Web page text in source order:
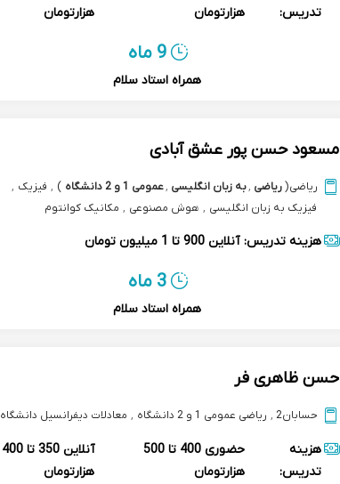
تدریس:
هزارتومان
هزارتومان
9 ماه
همراه استاد سلام
مسعود حسن پور عشق آبادی
ریاضی(ریاضی ,به زبان انگلیسی ,عمومی 1 و 2 دانشگاه )
, فیزیک ,
فیزیک به زبان انگلیسی , هوش مصنوعی , مکانیک کوانتوم
هزینه تدریس: آنلاین 900 تا 1 میلیون تومان
3 ماه
همراه استاد سلام
حسن ظاهری فر
حسابان2 , ریاضی عمومی 1 و 2 دانشگاه , معادلات دیفرانسیل دانشگاه
هزینه
تدریس:
حضوری
400 تا 500
هزارتومان
آنلاین
350 تا 400
هزارتومان